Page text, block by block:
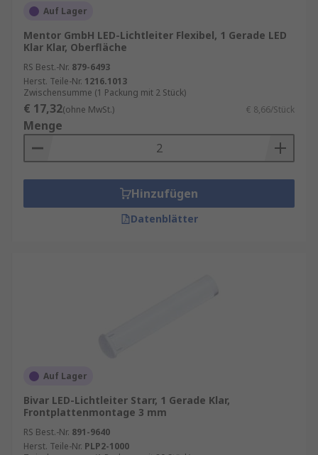
Auf Lager
Mentor GmbH LED-Lichtleiter Flexibel, 1 Gerade LED
Klar Klar, Oberfläche
RS Best.-Nr. 879-6493
Herst. Teile-Nr. 1216.1013
Zwischensumme (1 Packung mit 2 Stück)
€ 17,32(ohne MwSt.) € 8,66/Stück
Menge
Hinzufügen
Datenblätter
Auf Lager
Bivar LED-Lichtleiter Starr, 1 Gerade Klar,
Frontplattenmontage 3 mm
RS Best.-Nr. 891-9640
Herst. Teile-Nr. PLP2-1000